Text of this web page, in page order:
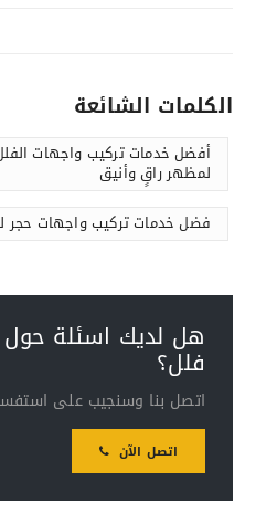
الكلمات الشائعة
أفضل خدمات تركيب واجهات
لمظهر راقٍ وأنيق
فضل خدمات تركيب واجهات حجر
هل لديك اسئلة
فلل؟
اتصل بنا وسنجيب على
اتصل الآن